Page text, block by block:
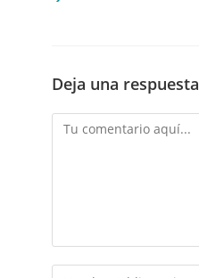
Deja una respuesta